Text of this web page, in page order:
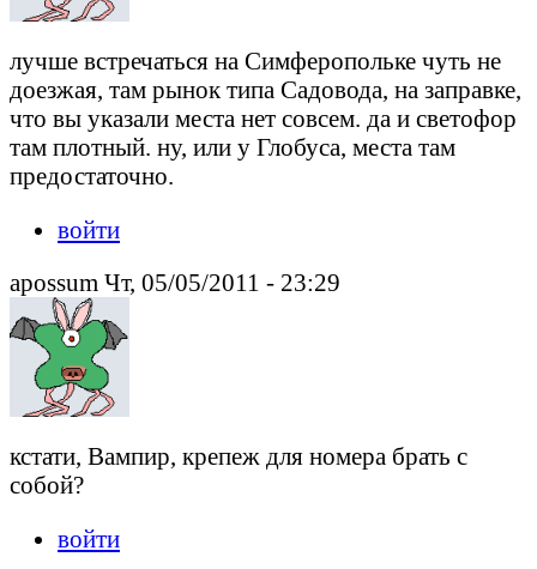
лучше встречаться на Симферопольке чуть не
доезжая, там рынок типа Садовода, на заправке,
что вы указали места нет совсем. да и светофор
там плотный. ну, или у Глобуса, места там
предостаточно.
войти
apossum Чт, 05/05/2011 - 23:29
кстати, Вампир, крепеж для номера брать с
собой?
войти